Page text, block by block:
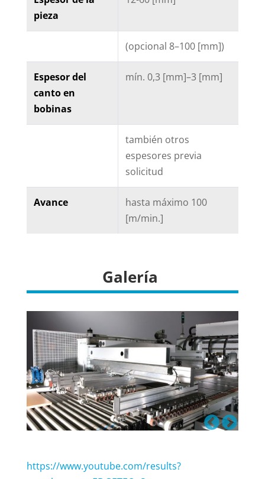
pieza
(opcional 8–100 [mm])
Espesor del
canto en
bobinas
mín. 0,3 [mm]–3 [mm]
también otros
espesores previa
solicitud
Avance
hasta máximo 100
[m/min.]
Galería
https://www.youtube.com/results?